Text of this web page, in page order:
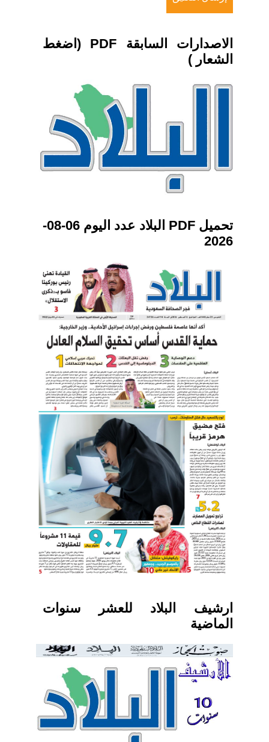
الاصدارات السابقة PDF (اضغط
الشعار )
تحميل PDF البلاد عدد اليوم 06-08-
2026
ارشيف البلاد للعشر سنوات
الماضية